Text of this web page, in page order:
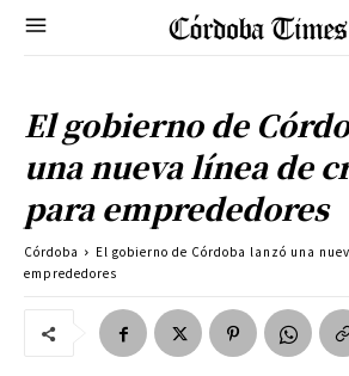
El gobierno de
una nueva línea de
para emprededores
Córdoba
El gobierno de Córdoba lanzó una
emprededores